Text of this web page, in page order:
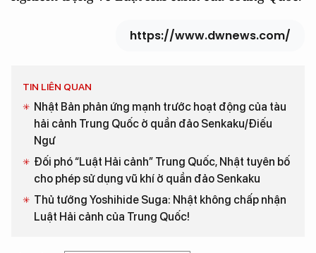
https://www.dwnews.com/
TIN LIÊN QUAN
Nhật Bản phản ứng mạnh trước hoạt động của tàu
hải cảnh Trung Quốc ở quần đảo Senkaku/Điếu
Ngư
Đối phó “Luật Hải cảnh” Trung Quốc, Nhật tuyên bố
cho phép sử dụng vũ khí ở quần đảo Senkaku
Thủ tướng Yoshihide Suga: Nhật không chấp nhận
Luật Hải cảnh của Trung Quốc!